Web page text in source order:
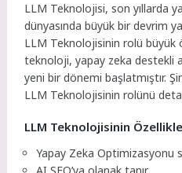
LLM Teknolojisi, son yıllarda
dünyasında büyük bir devrim
LLM Teknolojisinin rolü büyük
teknoloji, yapay zeka destekli
yeni bir dönemi başlatmıştır.
LLM Teknolojisinin rolünü
LLM Teknolojisinin
Yapay Zeka Optimizasyonu